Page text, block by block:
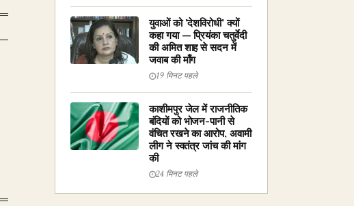
युवाओं को 'देशविरोधी' क्यों
कहा गया — प्रियंका चतुर्वेदी
की अमित शाह से सदन में
जवाब की माँग
19 मिनट पहले
काशीमपुर जेल में राजनीतिक
बंदियों को भोजन-पानी से
वंचित रखने का आरोप, अवामी
लीग ने स्वतंत्र जांच की मांग
की
24 मिनट पहले